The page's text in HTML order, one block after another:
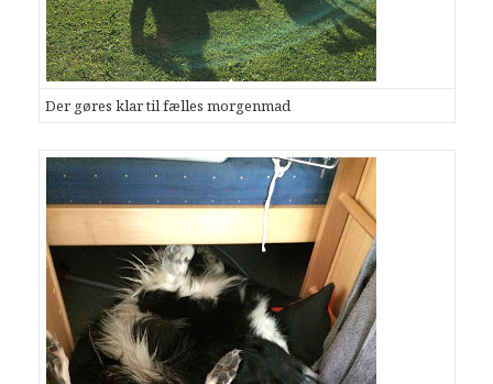
Der gøres klar til fælles morgenmad